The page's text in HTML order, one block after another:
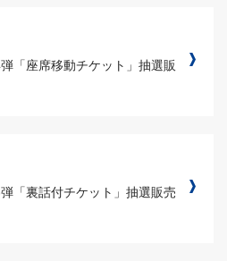
「座席移動チケット」抽選販
「裏話付チケット」抽選販売